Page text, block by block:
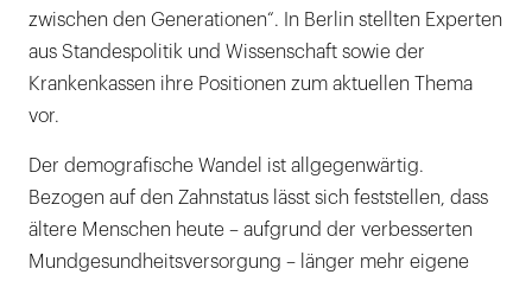
zwischen den Generationen“. In Berlin stellten Experten
aus Standespolitik und Wissenschaft sowie der
Krankenkassen ihre Positionen zum aktuellen Thema
vor.
Der demografische Wandel ist allgegenwärtig.
Bezogen auf den Zahnstatus lässt sich feststellen, dass
ältere Menschen heute – aufgrund der verbesserten
Mundgesundheitsversorgung – länger mehr eigene